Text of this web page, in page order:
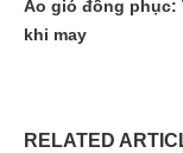
Áo gió đồng phục:
khi may
RELATED